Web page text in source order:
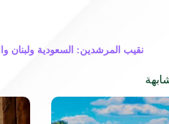
نقيب المرشدين: السعودية ولبنان